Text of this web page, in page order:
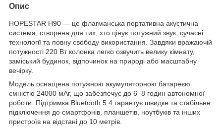
Опис
HOPESTAR H90 — це флагманська портативна акустична
система, створена для тих, хто цінує потужний звук, сучасні
технології та повну свободу використання. Завдяки вражаючій
потужності 220 Вт колонка легко озвучить велику кімнату,
заміський будинок, відпочинок на природі або масштабну
вечірку.
Модель оснащена потужною акумуляторною батареєю
ємністю 24000 мАг, що забезпечує до 6–8 годин автономної
роботи. Підтримка Bluetooth 5.4 гарантує швидке та стабільне
підключення до смартфонів, планшетів, ноутбуків та інших
пристроїв на відстані до 10 метрів.